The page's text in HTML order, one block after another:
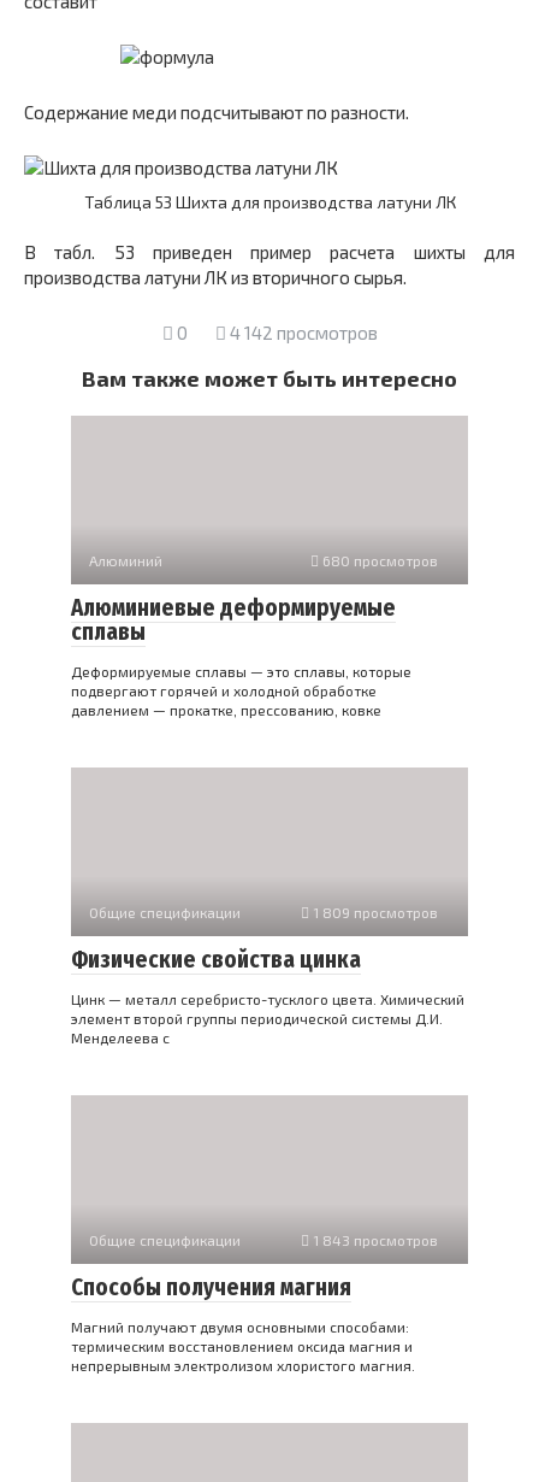
Содержание меди подсчитывают по разности.
Таблица 53 Шихта для производства латуни ЛК
В табл. 53 приведен пример расчета шихты для
производства латуни ЛК из вторичного сырья.
0 4 142 просмотров
Вам также может быть интересно
Алюминий 680 просмотров
Алюминиевые деформируемые
сплавы
Деформируемые сплавы — это сплавы, которые
подвергают горячей и холодной обработке
давлением — прокатке, прессованию, ковке
Общие спецификации 1 809 просмотров
Физические свойства цинка
Цинк — металл серебристо-тусклого цвета. Химический
элемент второй группы периодической системы Д.И.
Менделеева с
Общие спецификации 1 843 просмотров
Способы получения магния
Магний получают двумя основными способами:
термическим восстановлением оксида магния и
непрерывным электролизом хлористого магния.